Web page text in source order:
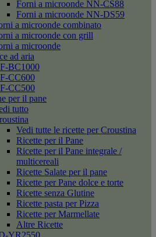
Forni a microonde NN-CS88
Forni a microonde NN-DS59
a microonde combinato
a microonde con grill
a microonde
ad aria
BC1000
CC600
CC500
per il pane
tutto
Vedi tutte le ricette per Croustina
Ricette per il Pane
Ricette per il Pane integrale /
multicereali
Ricette Salate per il pane
Ricette per Pane dolce e torte
Ricette senza Glutine
Ricette pasta per Pizza
Ricette per Marmellate
Altre Ricette
YR2550